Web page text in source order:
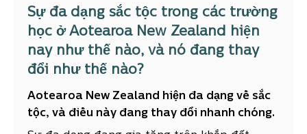
Sự đa dạng sắc tộc trong các trường
học ở Aotearoa New Zealand hiện
nay như thế nào, và nó đang thay
đổi như thế nào?
Aotearoa New Zealand hiện đa dạng về sắc
tộc, và điều này đang thay đổi nhanh chóng.